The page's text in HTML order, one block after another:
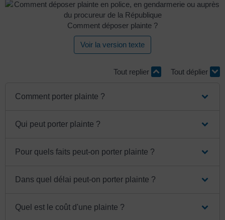
Comment déposer plainte ?
Voir la version texte
Tout replier Tout déplier
Comment porter plainte ?
Qui peut porter plainte ?
Pour quels faits peut-on porter plainte ?
Dans quel délai peut-on porter plainte ?
Quel est le coût d'une plainte ?